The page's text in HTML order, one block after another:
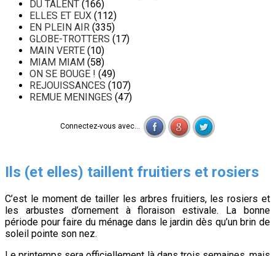
DU TALENT (166)
ELLES ET EUX (112)
EN PLEIN AIR (335)
GLOBE-TROTTERS (17)
MAIN VERTE (10)
MIAM MIAM (58)
ON SE BOUGE ! (49)
REJOUISSANCES (107)
REMUE MENINGES (47)
Connectez-vous avec...
Ils (et elles) taillent fruitiers et rosiers
C’est le moment de tailler les arbres fruitiers, les rosiers et
les arbustes d’ornement à floraison estivale. La bonne
période pour faire du ménage dans le jardin dès qu’un brin de
soleil pointe son nez.